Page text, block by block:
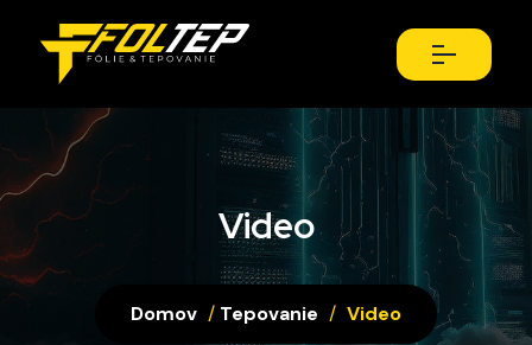
Video
Domov / Tepovanie / Video